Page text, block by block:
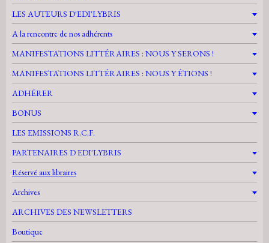
LES AUTEURS D'EDI'LYBRIS
A la rencontre de nos adhérents
MANIFESTATIONS LITTÉRAIRES : NOUS Y SERONS !
MANIFESTATIONS LITTÉRAIRES : NOUS Y ÉTIONS !
ADHÉRER
BONUS
LES EMISSIONS R.C.F.
PARTENAIRES D EDI'LYBRIS
Réservé aux libraires
Archives
ARCHIVES DES NEWSLETTERS
Boutique